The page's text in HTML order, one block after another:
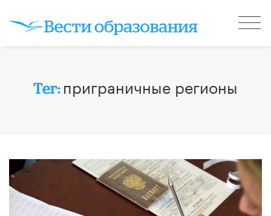
Тег: приграничные регионы